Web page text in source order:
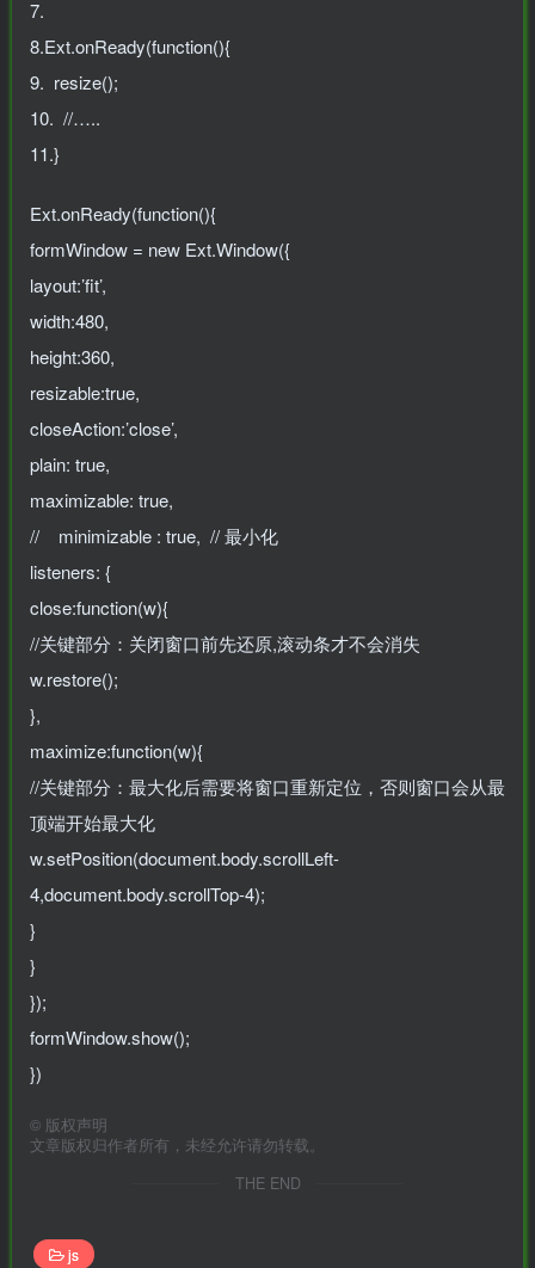
7.
8.Ext.onReady(function(){
9. resize();
10. //…..
11.}
Ext.onReady(function(){
formWindow = new Ext.Window({
layout:’fit’,
width:480,
height:360,
resizable:true,
closeAction:’close’,
plain: true,
maximizable: true,
// minimizable : true, // 最小化
listeners: {
close:function(w){
//关键部分：关闭窗口前先还原,滚动条才不会消失
w.restore();
},
maximize:function(w){
//关键部分：最大化后需要将窗口重新定位，否则窗口会从最
顶端开始最大化
w.setPosition(document.body.scrollLeft-
4,document.body.scrollTop-4);
}
}
});
formWindow.show();
})
© 版权声明
文章版权归作者所有，未经允许请勿转载。
THE END
js